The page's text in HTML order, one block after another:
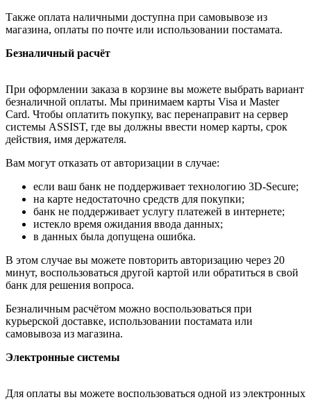
Также оплата наличными доступна при самовывозе из
магазина, оплаты по почте или использовании постамата.
Безналичный расчёт
При оформлении заказа в корзине вы можете выбрать вариант
безналичной оплаты. Мы принимаем карты Visa и Master
Card. Чтобы оплатить покупку, вас перенаправит на сервер
системы ASSIST, где вы должны ввести номер карты, срок
действия, имя держателя.
Вам могут отказать от авторизации в случае:
если ваш банк не поддерживает технологию 3D-Secure;
на карте недостаточно средств для покупки;
банк не поддерживает услугу платежей в интернете;
истекло время ожидания ввода данных;
в данных была допущена ошибка.
В этом случае вы можете повторить авторизацию через 20
минут, воспользоваться другой картой или обратиться в свой
банк для решения вопроса.
Безналичным расчётом можно воспользоваться при
курьерской доставке, использовании постамата или
самовывоза из магазина.
Электронные системы
Для оплаты вы можете воспользоваться одной из электронных